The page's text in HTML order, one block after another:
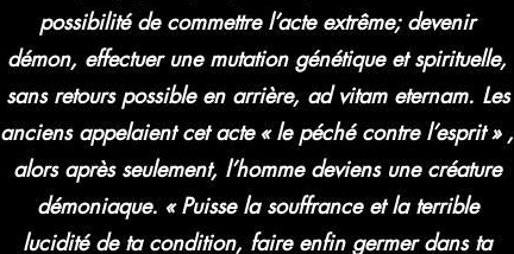
possibilité de commettre l’acte extrême; devenir
démon, effectuer une mutation génétique et spirituelle,
sans retours possible en arrière, ad vitam eternam. Les
anciens appelaient cet acte « le péché contre l’esprit » ,
alors après seulement, l’homme deviens une créature
démoniaque. « Puisse la souffrance et la terrible
lucidité de ta condition, faire enfin germer dans ta